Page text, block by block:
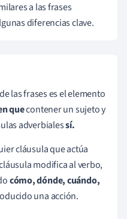
a las frases
diferencias clave.
las frases es el elemento
quecontener un sujeto y
adverbialessí.
cláusula que actúa
modifica al verbo,
cómo, dónde, cuándo,
una acción.